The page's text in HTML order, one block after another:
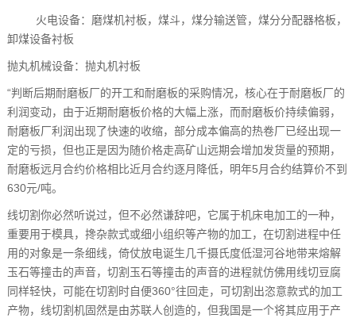
火电设备：磨煤机衬板，煤斗，煤分输送管，煤分分配器格板，
卸煤设备衬板
抛丸机械设备：抛丸机衬板
“判断后期耐磨板厂的开工和耐磨板的采购情况，核心在于耐磨板厂的
利润变动，由于近期耐磨板价格的大幅上涨，而耐磨板价持续偏弱，
耐磨板厂利润出现了快速的收缩，部分成本偏高的热卷厂已经出现一
定的亏损，但也正是因为随价格走高矿山远期会增加发货量的预期，
耐磨板远月合约价格相比近月合约逐月降低，明年5月合约结算价不到
630元/吨。
线切割你必然听说过，但不必然谦辞吧，它属于机床电加工的一种，
重要用于模具，搀杂款式或细小组织等产物的加工，在切割进程中任
用的对象是一条细线，倚仗放电诞生几千摄氏度低湿河谷地带来熔解
玉石等撞击的声音，切割玉石等撞击的声音的进程就仿佛用线切豆腐
同样轻快，可能在切割时自便360°往回走，可切割出恣意款式的加工
产物，线切割机固然是由苏联人创造的，但我国是一个将其应用于产